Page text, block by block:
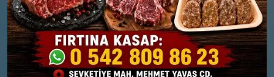
Bölgesel düzensiz yağmur
yağışlı
Nem: %80
Rüzgar: 9 km/h
Yağış Olasılığı: %72
Bölgesel düzensiz yağmur
yağışlı
Nem: %61
Rüzgar: 31 km/h
Yağış Olasılığı: %86